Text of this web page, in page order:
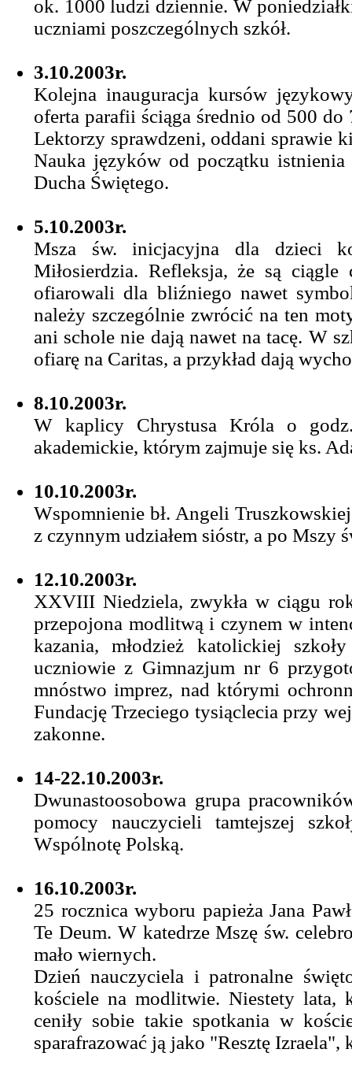
ok. 1000 ludzi dziennie. W
uczniami poszczególnych szkół.
3.10.2003r.
Kolejna inauguracja kursów
oferta parafii ściąga średnio od 500
Lektorzy sprawdzeni, oddani sprawie
Nauka języków od początku
Ducha Świętego.
5.10.2003r.
Msza św. inicjacyjna dla dzieci
Miłosierdzia. Refleksja, że są
ofiarowali dla bliźniego nawet
należy szczególnie zwrócić na ten
ani schole nie dają nawet na tacę. W
ofiarę na Caritas, a przykład dają
8.10.2003r.
W kaplicy Chrystusa Króla o
akademickie, którym zajmuje się ks.
10.10.2003r.
Wspomnienie bł. Angeli
z czynnym udziałem sióstr, a po Mszy
12.10.2003r.
XXVIII Niedziela, zwykła w ciągu
przepojona modlitwą i czynem w
kazania, młodzież katolickiej
uczniowie z Gimnazjum nr 6
mnóstwo imprez, nad którymi
Fundację Trzeciego tysiąclecia przy
zakonne.
14-22.10.2003r.
Dwunastoosobowa grupa
pomocy nauczycieli tamtejszej
Wspólnotę Polską.
16.10.2003r.
25 rocznica wyboru papieża Jana
Te Deum. W katedrze Mszę św.
mało wiernych.
Dzień nauczyciela i patronalne
kościele na modlitwie. Niestety lata,
ceniły sobie takie spotkania w
sparafrazować ją jako "Resztę